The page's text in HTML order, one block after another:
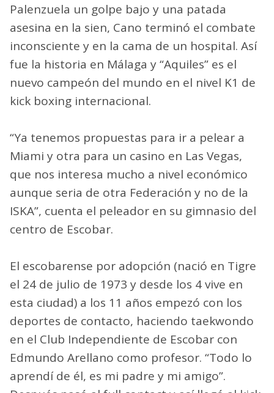
Palenzuela un golpe bajo y una patada
asesina en la sien, Cano terminó el combate
inconsciente y en la cama de un hospital. Así
fue la historia en Málaga y “Aquiles” es el
nuevo campeón del mundo en el nivel K1 de
kick boxing internacional.
“Ya tenemos propuestas para ir a pelear a
Miami y otra para un casino en Las Vegas,
que nos interesa mucho a nivel económico
aunque seria de otra Federación y no de la
ISKA”, cuenta el peleador en su gimnasio del
centro de Escobar.
El escobarense por adopción (nació en Tigre
el 24 de julio de 1973 y desde los 4 vive en
esta ciudad) a los 11 años empezó con los
deportes de contacto, haciendo taekwondo
en el Club Independiente de Escobar con
Edmundo Arellano como profesor. “Todo lo
aprendí de él, es mi padre y mi amigo”.